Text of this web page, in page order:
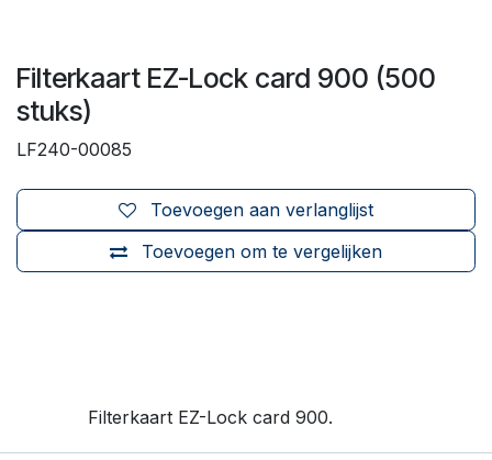
Filterkaart EZ-Lock card 900 (500
stuks)
LF240-00085
Toevoegen om te vergelijken
Toevoegen aan verlanglijst
Filterkaart EZ-Lock card 900.